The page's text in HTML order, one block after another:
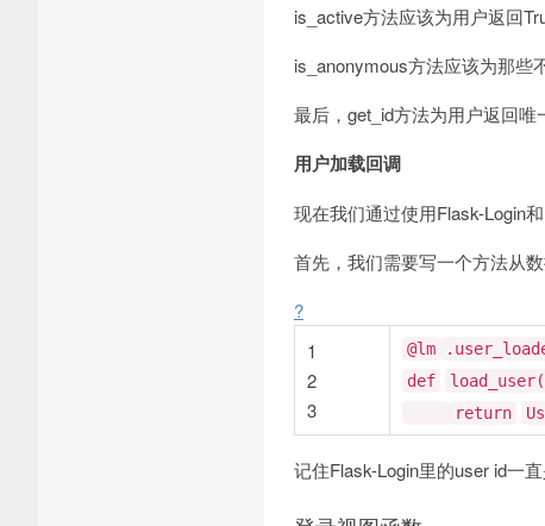
is_active方法应该为用户返回
is_anonymous方法应该为那些
最后，get_id方法为用户返回唯
用户加载回调
现在我们通过使用Flask-Login
首先，我们需要写一个方法从
?
1
2
3
@lm
def
load_user(
return
记住Flask-Login里的user id一